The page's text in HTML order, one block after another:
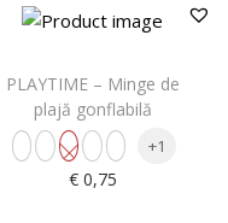
PLAYTIME – Minge de
plajă gonflabilă
+1
€0,75